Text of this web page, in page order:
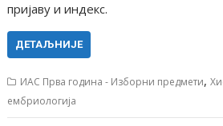
пријаву и индекс.
ДЕТАЉНИЈЕ
ИАС Прва година - Изборни предмети,
ембриологија